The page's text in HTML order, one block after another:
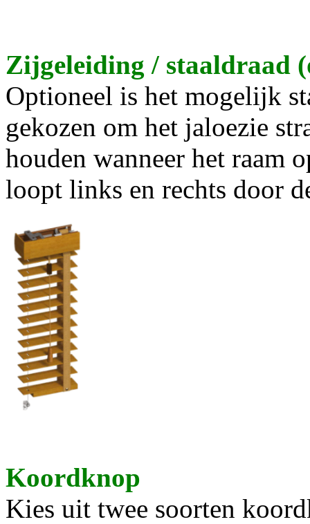
Zijgeleiding / staaldraad
Optioneel is het mogelijk
gekozen om het jaloezie
houden wanneer het raam
loopt links en rechts door
Koordknop
Kies uit twee soorten